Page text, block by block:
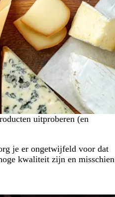
uitproberen (en
je er ongetwijfeld voor dat
kwaliteit zijn en misschien